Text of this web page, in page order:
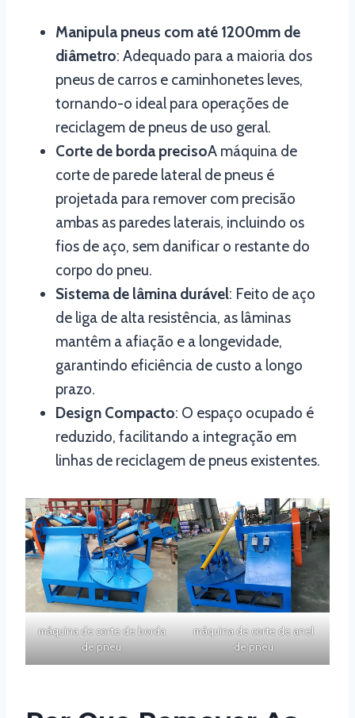
Manipula pneus com até 1200mm de
diâmetro: Adequado para a maioria dos
pneus de carros e caminhonetes leves,
tornando-o ideal para operações de
reciclagem de pneus de uso geral.
Corte de borda precisoA máquina de
corte de parede lateral de pneus é
projetada para remover com precisão
ambas as paredes laterais, incluindo os
fios de aço, sem danificar o restante do
corpo do pneu.
Sistema de lâmina durável: Feito de aço
de liga de alta resistência, as lâminas
mantêm a afiação e a longevidade,
garantindo eficiência de custo a longo
prazo.
Design Compacto: O espaço ocupado é
reduzido, facilitando a integração em
linhas de reciclagem de pneus existentes.
máquina de corte de borda
de pneu
máquina de corte de anel
de pneu